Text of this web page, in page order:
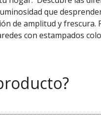
que
de amplitud y
con estampados